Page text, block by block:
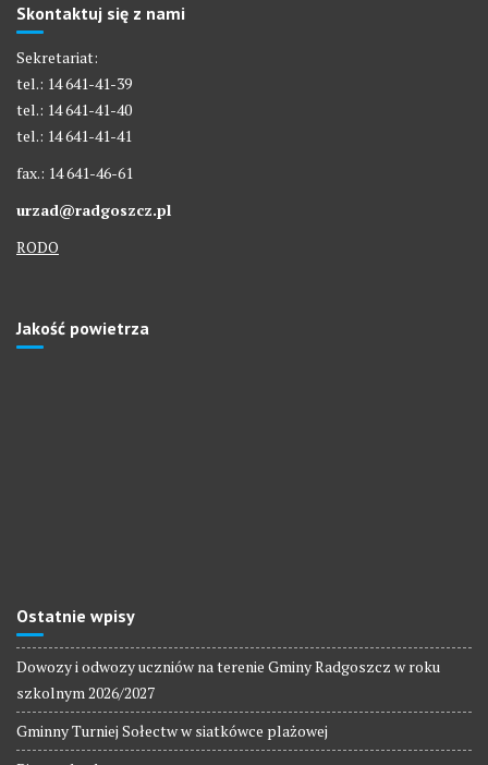
Skontaktuj się z nami
Sekretariat:
tel.: 14 641-41-39
tel.: 14 641-41-40
tel.: 14 641-41-41
fax.: 14 641-46-61
urzad@radgoszcz.pl
RODO
Jakość powietrza
Ostatnie wpisy
Dowozy i odwozy uczniów na terenie Gminy Radgoszcz w roku
szkolnym 2026/2027
Gminny Turniej Sołectw w siatkówce plażowej